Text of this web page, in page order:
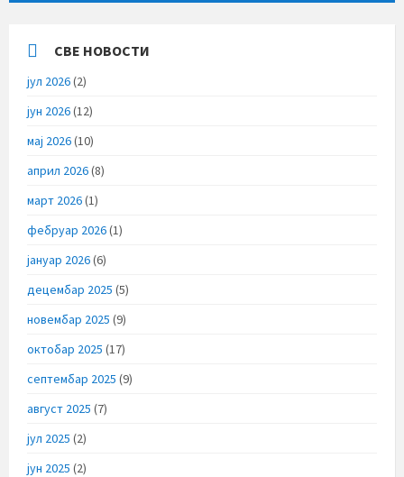
СВЕ НОВОСТИ
јул 2026(2)
јун 2026(12)
мај 2026(10)
април 2026(8)
март 2026(1)
фебруар 2026(1)
јануар 2026(6)
децембар 2025 (5)
новембар 2025 (9)
октобар 2025 (17)
септембар 2025 (9)
август 2025 (7)
јул 2025 (2)
јун 2025 (2)